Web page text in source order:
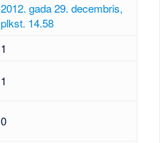
2012. gada 29. decembris,
plkst. 14.58
1
1
0